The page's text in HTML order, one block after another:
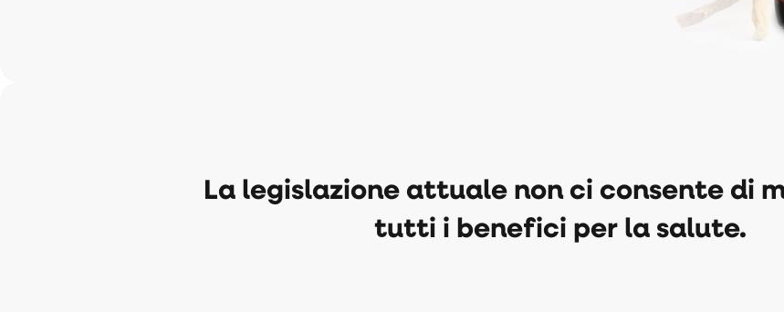
La legislazione attuale non ci consente di
tutti i benefici per la salute.